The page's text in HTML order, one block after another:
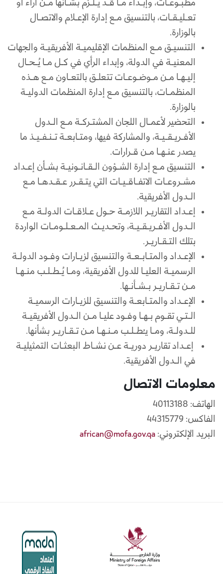
مطبـوعـات، وإبـداء مـا قـد يـلـزم بشـأنها مـن آراء أو
تعـليـقـات، بالتنسيق مـع إدارة الإعـلام والاتصـال
بالوزارة.
التنسيـق مـع المنظمات الإقليميـة الأفريقيـة والجهات
المعنيـة في الدولة، وإبداء الرأي في كـل مـا يُـحـال
إليـهـا مـن مـوضـوعـات تتعلـق بالتعـاون مـع هـذه
المنظمـات، بالتنسيق مـع إدارة المنظمات الدوليـة
بالوزارة.
التحضير لأعمـال اللجان المشتـركـة مـع الـدول
الأفـريـقـيـة، والمشاركة فيها، ومتـابعـة تـنـفـيـذ ما
يصدر عنـهـا مـن قـرارات.
التنسيق مـع إدارة الشـؤون الـقـانـونيـة بشـأن إعـداد
مشـروعـات الاتفـاقـيـات التي يتـقـرر عـقـدهـا مـع
الـدول الأفريقية.
إعـداد التقاريـر اللازمـة حـول عـلاقـات الدولـة مـع
الـدول الأفـريـقـيـة، وتحـديـث المـعـلـومـات الواردة
بتلك التـقـاريـر.
الإعـداد والمتـابـعـة والتنسيق لزيـارات وفـود الدولـة
الرسميـة العليـا للدول الأفريقية، ومـا يُـطـلـب منـهـا
مـن تـقـاريـر بـشـأنـها.
الإعـداد والمتـابعـة والتنسيق للزيـارات الرسميـة
الـتـي تقـوم بـهـا وفـود عليـا مـن الـدول الأفريقيـة
للـدولـة، ومـا يـُطـلـب مـنـهـا مـن تـقـاريـر بشأنها.
إعـداد تقاريـر دوريـة عـن نشـاط البعثـات التمثيليـة
في الـدول الأفريقية.
معلومات الاتصال
الهاتف: 40113188
الفاكس: 44315779
البريد الإلكتروني: african@mofa.gov.qa